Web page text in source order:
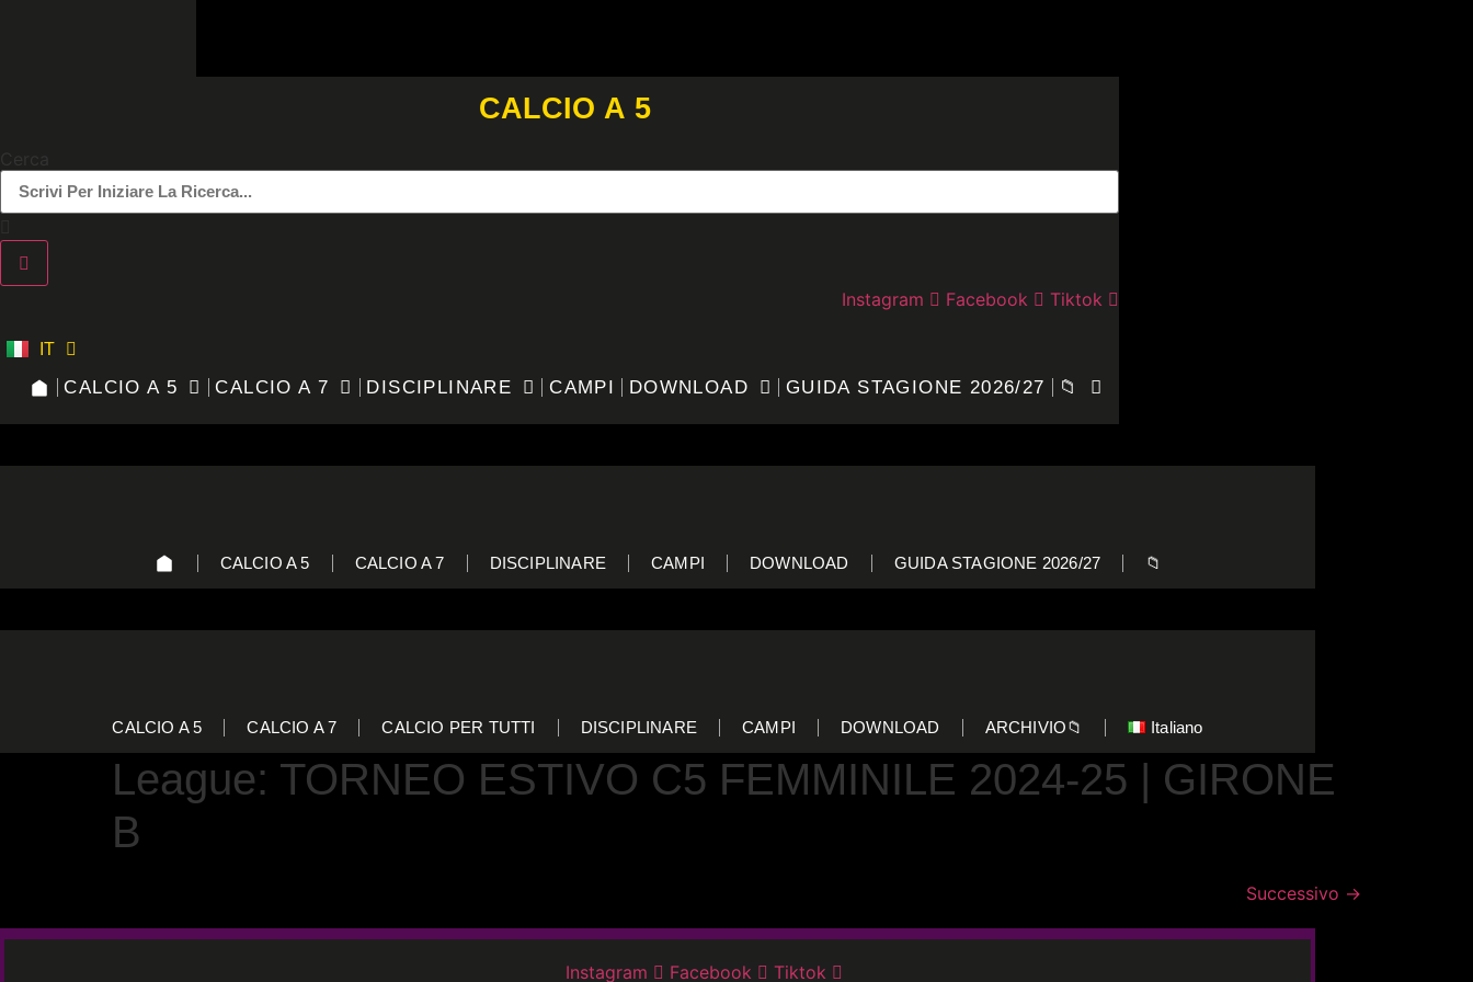
CALCIO A 5
Cerca
Instagram Facebook Tiktok
IT
ES
CALCIO A 5 CALCIO A 7 DISCIPLINARE CAMPI DOWNLOAD GUIDA STAGIONE 2026/27 📁
CALCIO A 5 CALCIO A 7 DISCIPLINARE CAMPI DOWNLOAD GUIDA STAGIONE 2026/27 📁
CALCIO A 5 CALCIO A 7 CALCIO PER TUTTI DISCIPLINARE CAMPI DOWNLOAD ARCHIVIO📁 Italiano
League: TORNEO ESTIVO C5 FEMMINILE 2024-25 | GIRONE
B
Successivo →
Instagram Facebook Tiktok